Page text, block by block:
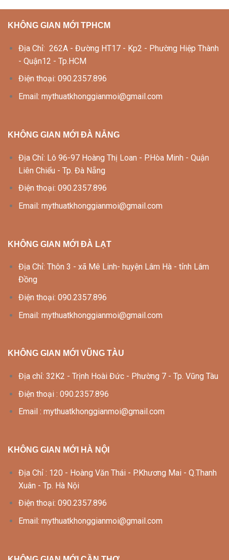
KHÔNG GIAN MỚI TPHCM
Địa Chỉ: 262A - Đường HT17 - Kp2 - Phường Hiệp Thành
- Quận12 - Tp.HCM
Điện thoại: 090.2357.896
Email: mythuatkhonggianmoi@gmail.com
KHÔNG GIAN MỚI ĐÀ NẴNG
Địa Chỉ: Lô 96-97 Hoàng Thị Loan - P.Hòa Minh - Quận
Liên Chiểu - Tp. Đà Nẵng
Điện thoại: 090.2357.896
Email: mythuatkhonggianmoi@gmail.com
KHÔNG GIAN MỚI ĐÀ LẠT
Địa Chỉ: Thôn 3 - xã Mê Linh- huyện Lâm Hà - tỉnh Lâm
Đồng
Điện thoại: 090.2357.896
Email: mythuatkhonggianmoi@gmail.com
KHÔNG GIAN MỚI VŨNG TÀU
Địa chỉ: 32K2 - Trịnh Hoài Đức - Phường 7 - Tp. Vũng Tàu
Điện thoại : 090.2357.896
Email : mythuatkhonggianmoi@gmail.com
KHÔNG GIAN MỚI HÀ NỘI
Địa Chỉ : 120 - Hoàng Văn Thái - P.Khương Mai - Q.Thanh
Xuân - Tp. Hà Nội
Điện thoại: 090.2357.896
Email: mythuatkhonggianmoi@gmail.com